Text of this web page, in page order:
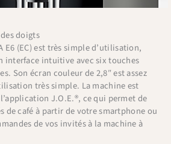
doigts
E6 (EC) est très simple d’utilisation,
interface intuitive avec six touches
Son écran couleur de 2,8″ est assez
très simple. La machine est
J.O.E.®, ce qui permet de
de café à partir de votre smartphone ou
de vos invités à la machine à